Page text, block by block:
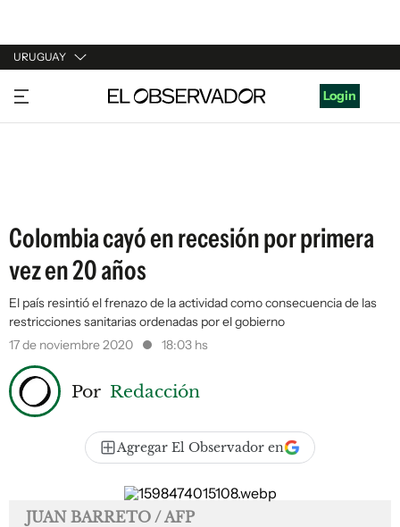
URUGUAY
URUGUAY
ARGENTINA
Login
Colombia cayó en recesión por primera
vez en 20 años
El país resintió el frenazo de la actividad como consecuencia de las
restricciones sanitarias ordenadas por el gobierno
17 de noviembre 2020
18:03 hs
Por Redacción
Agregar El Observador en
JUAN BARRETO / AFP